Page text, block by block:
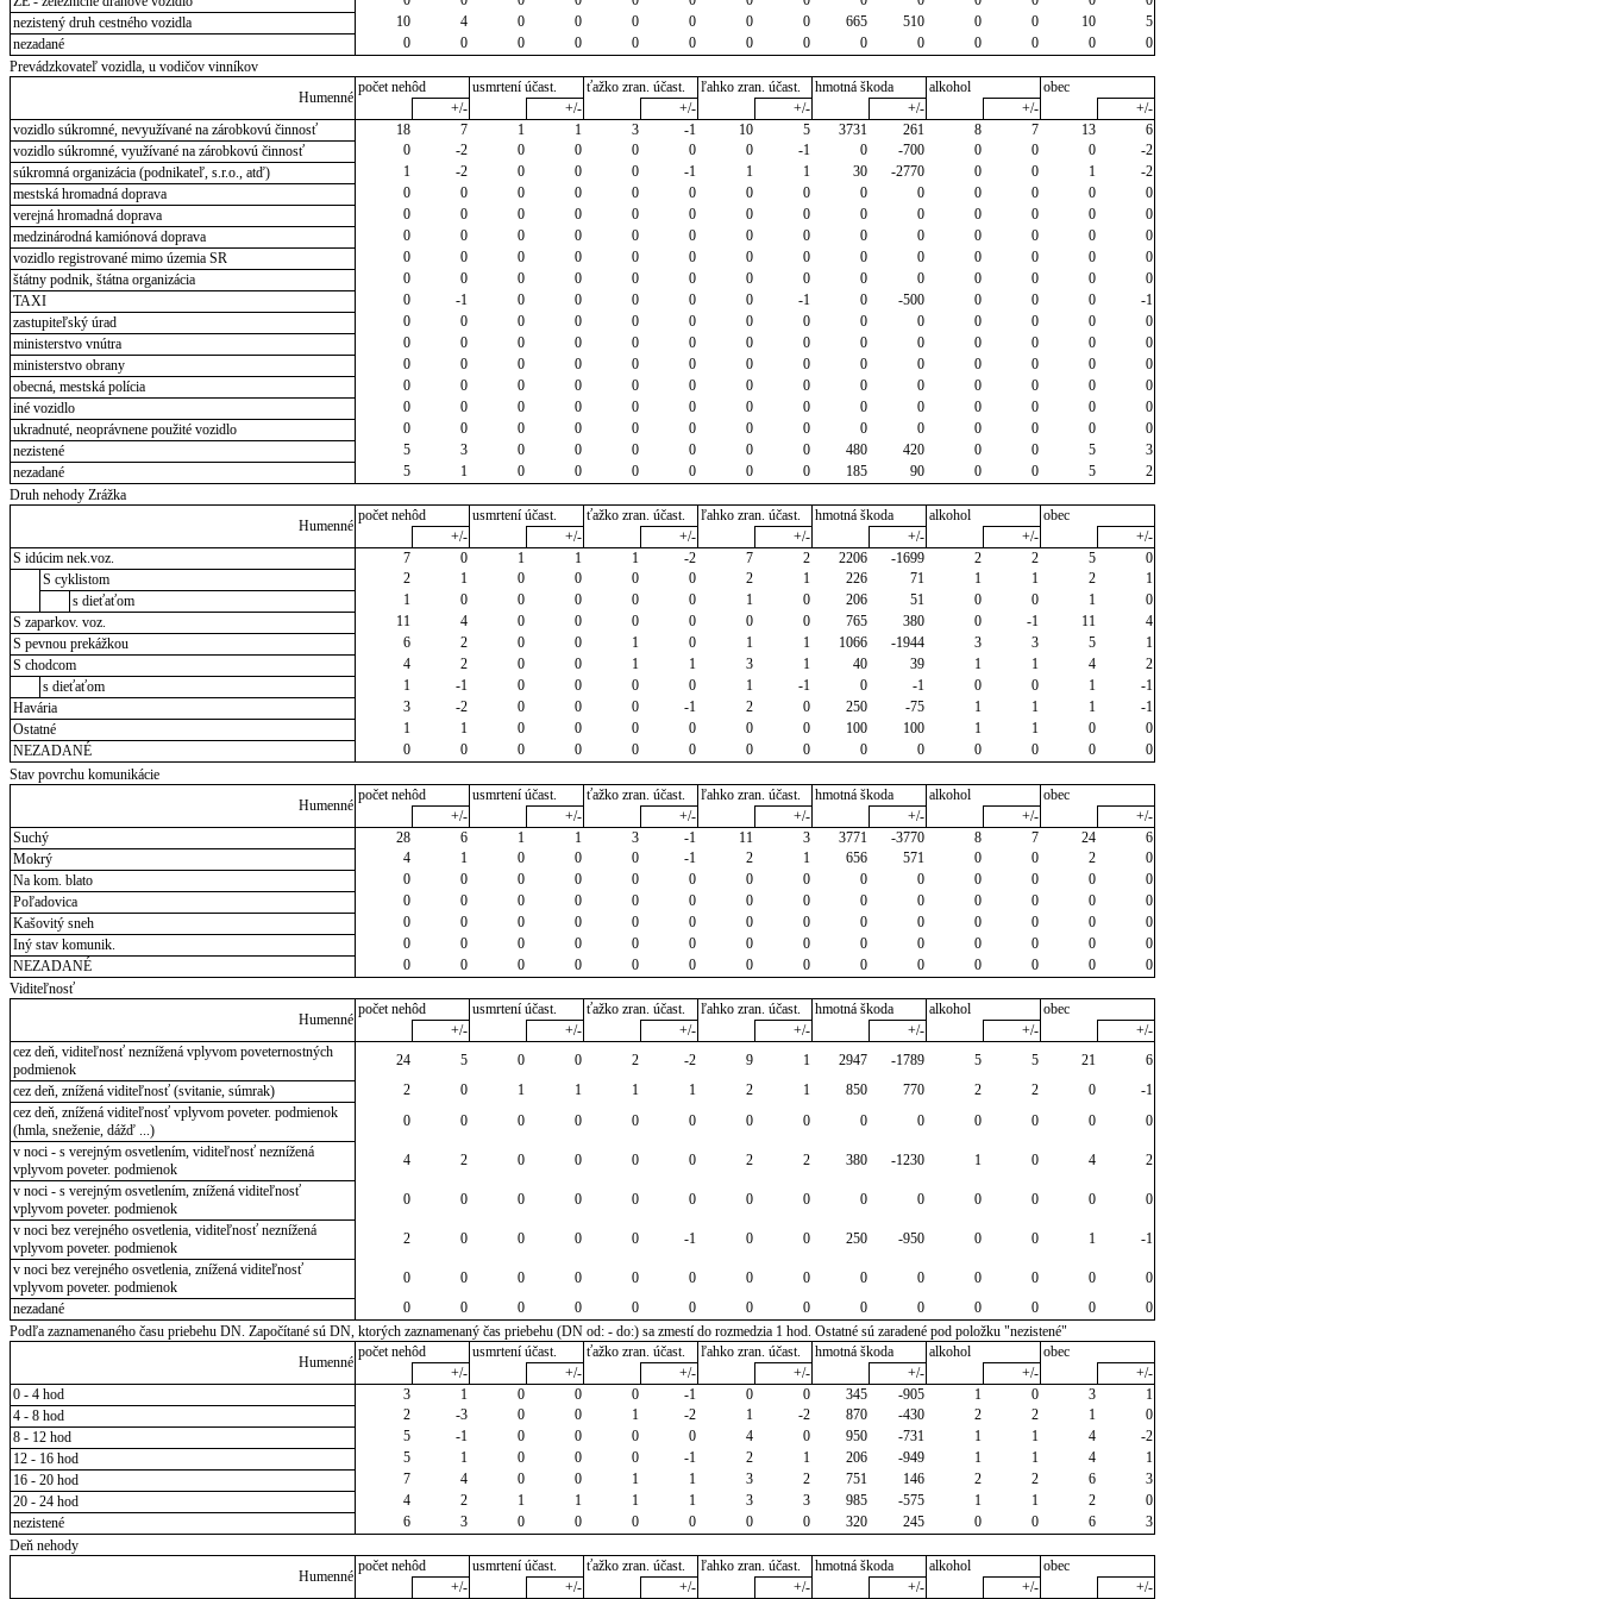
nezistený druh cestného vozidla
10 4 0 0 0 0 0 0 665 510 0 0 10
5
nezadané
0 0 0 0 0 0 0 0 0 0 0 0 0
0
Prevádzkovateľ vozidla, u vodičov vinníkov
Humenné
počet nehôd usmrtení účast. ťažko zran. účast. ľahko zran. účast. hmotná škoda alkohol
obec
+/-
+/- +/- +/- +/- +/-
+/-
vozidlo súkromné, nevyužívané na zárobkovú činnosť
18 7 1 1 3 -1 10 5 3731 261 8 7 13
6
vozidlo súkromné, využívané na zárobkovú činnosť
0 -2 0 0 0 0 0 -1 0 -700 0 0 0
-2
súkromná organizácia (podnikateľ, s.r.o., atď)
1 -2 0 0 0 -1 1 1 30 -2770 0 0 1
-2
mestská hromadná doprava
0 0 0 0 0 0 0 0 0 0 0 0 0
0
verejná hromadná doprava
0 0 0 0 0 0 0 0 0 0 0 0 0
0
medzinárodná kamiónová doprava
0 0 0 0 0 0 0 0 0 0 0 0 0
0
vozidlo registrované mimo územia SR
0 0 0 0 0 0 0 0 0 0 0 0 0
0
štátny podnik, štátna organizácia
0 0 0 0 0 0 0 0 0 0 0 0 0
0
TAXI
0 -1 0 0 0 0 0 -1 0 -500 0 0 0
-1
zastupiteľský úrad
0 0 0 0 0 0 0 0 0 0 0 0 0
0
ministerstvo vnútra
0 0 0 0 0 0 0 0 0 0 0 0 0
0
ministerstvo obrany
0 0 0 0 0 0 0 0 0 0 0 0 0
0
obecná, mestská polícia
0 0 0 0 0 0 0 0 0 0 0 0 0
0
iné vozidlo
0 0 0 0 0 0 0 0 0 0 0 0 0
0
ukradnuté, neoprávnene použité vozidlo
0 0 0 0 0 0 0 0 0 0 0 0 0
0
nezistené
5 3 0 0 0 0 0 0 480 420 0 0 5
3
nezadané
5 1 0 0 0 0 0 0 185 90 0 0 5
2
Druh nehody Zrážka
Humenné
počet nehôd usmrtení účast. ťažko zran. účast. ľahko zran. účast. hmotná škoda alkohol
obec
+/-
+/- +/- +/- +/- +/-
+/-
S idúcim nek.voz.
7 0 1 1 1 -2 7 2 2206 -1699 2 2 5
0
S cyklistom
2 1 0 0 0 0 2 1 226 71 1 1 2
1
s dieťaťom
1 0 0 0 0 0 1 0 206 51 0 0 1
0
S zaparkov. voz.
11 4 0 0 0 0 0 0 765 380 0 -1 11
4
S pevnou prekážkou
6 2 0 0 1 0 1 1 1066 -1944 3 3 5
1
S chodcom
4 2 0 0 1 1 3 1 40 39 1 1 4
2
s dieťaťom
1 -1 0 0 0 0 1 -1 0 -1 0 0 1
-1
Havária
3 -2 0 0 0 -1 2 0 250 -75 1 1 1
-1
Ostatné
1 1 0 0 0 0 0 0 100 100 1 1 0
0
NEZADANÉ
0 0 0 0 0 0 0 0 0 0 0 0 0
0
Stav povrchu komunikácie
Humenné
počet nehôd usmrtení účast. ťažko zran. účast. ľahko zran. účast. hmotná škoda alkohol
obec
+/-
+/- +/- +/- +/- +/-
+/-
Suchý
28 6 1 1 3 -1 11 3 3771 -3770 8 7 24
6
Mokrý
4 1 0 0 0 -1 2 1 656 571 0 0 2
0
Na kom. blato
0 0 0 0 0 0 0 0 0 0 0 0 0
0
Poľadovica
0 0 0 0 0 0 0 0 0 0 0 0 0
0
Kašovitý sneh
0 0 0 0 0 0 0 0 0 0 0 0 0
0
Iný stav komunik.
0 0 0 0 0 0 0 0 0 0 0 0 0
0
NEZADANÉ
0 0 0 0 0 0 0 0 0 0 0 0 0
0
Viditeľnosť
Humenné
počet nehôd usmrtení účast. ťažko zran. účast. ľahko zran. účast. hmotná škoda alkohol
obec
+/-
+/- +/- +/- +/- +/-
+/-
cez deň, viditeľnosť neznížená vplyvom poveternostných
podmienok
24 5 0 0 2 -2 9 1 2947 -1789 5 5 21
6
cez deň, znížená viditeľnosť (svitanie, súmrak)
2 0 1 1 1 1 2 1 850 770 2 2 0
-1
cez deň, znížená viditeľnosť vplyvom poveter. podmienok
(hmla, sneženie, dážď ...)
0 0 0 0 0 0 0 0 0 0 0 0 0
0
v noci - s verejným osvetlením, viditeľnosť neznížená
vplyvom poveter. podmienok
4 2 0 0 0 0 2 2 380 -1230 1 0 4
2
v noci - s verejným osvetlením, znížená viditeľnosť
vplyvom poveter. podmienok
0 0 0 0 0 0 0 0 0 0 0 0 0
0
v noci bez verejného osvetlenia, viditeľnosť neznížená
vplyvom poveter. podmienok
2 0 0 0 0 -1 0 0 250 -950 0 0 1
-1
v noci bez verejného osvetlenia, znížená viditeľnosť
vplyvom poveter. podmienok
0 0 0 0 0 0 0 0 0 0 0 0 0
0
nezadané
0 0 0 0 0 0 0 0 0 0 0 0 0
0
Podľa zaznamenaného času priebehu DN. Započítané sú DN, ktorých zaznamenaný čas priebehu (DN od: - do:) sa zmestí do rozmedzia 1 hod. Ostatné sú zaradené pod položku "nezistené"
Humenné
počet nehôd usmrtení účast. ťažko zran. účast. ľahko zran. účast. hmotná škoda alkohol
obec
+/-
+/- +/- +/- +/- +/-
+/-
0 - 4 hod
3 1 0 0 0 -1 0 0 345 -905 1 0 3
1
4 - 8 hod
2 -3 0 0 1 -2 1 -2 870 -430 2 2 1
0
8 - 12 hod
5 -1 0 0 0 0 4 0 950 -731 1 1 4
-2
12 - 16 hod
5 1 0 0 0 -1 2 1 206 -949 1 1 4
1
16 - 20 hod
7 4 0 0 1 1 3 2 751 146 2 2 6
3
20 - 24 hod
4 2 1 1 1 1 3 3 985 -575 1 1 2
0
nezistené
6 3 0 0 0 0 0 0 320 245 0 0 6
3
Deň nehody
Humenné
počet nehôd usmrtení účast. ťažko zran. účast. ľahko zran. účast. hmotná škoda alkohol
obec
+/-
+/- +/- +/- +/- +/- +/-